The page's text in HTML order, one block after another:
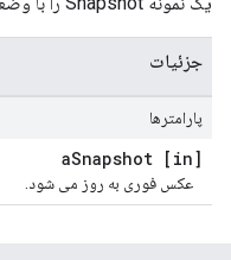
جزئیات
پارامترها
[in] a
Snapshot
عکس فوری به روز می شود.